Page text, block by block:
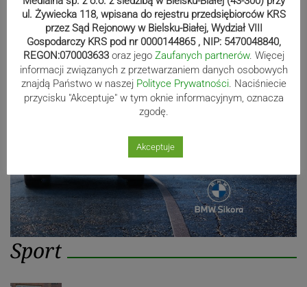
Reklama
Sport
ul. Żywiecka 118, wpisana do rejestru przedsiębiorców KRS
przez Sąd Rejonowy w Bielsku-Białej, Wydział VIII
Gospodarczy KRS pod nr 0000144865 , NIP: 5470048840,
REGON:070003633 oraz jego Zaufanych partnerów. Więcej
informacji związanych z przetwarzaniem danych osobowych
znajdą Państwo w naszej Polityce Prywatności. Naciśniecie
przycisku "Akceptuje" w tym oknie informacyjnym, oznacza
zgodę.
Akceptuje